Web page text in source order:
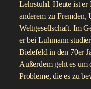
Lehrstuhl. Heute ist
anderem zu Fremden,
Weltgesellschaft. Im
er bei Luhmann
Bielefeld in den 70er
Außerdem geht es um
Probleme, die es zu